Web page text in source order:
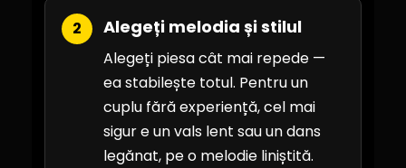
2 Alegeți melodia și stilul
Alegeți piesa cât mai repede —
ea stabilește totul. Pentru un
cuplu fără experiență, cel mai
sigur e un vals lent sau un dans
legănat, pe o melodie liniștită.